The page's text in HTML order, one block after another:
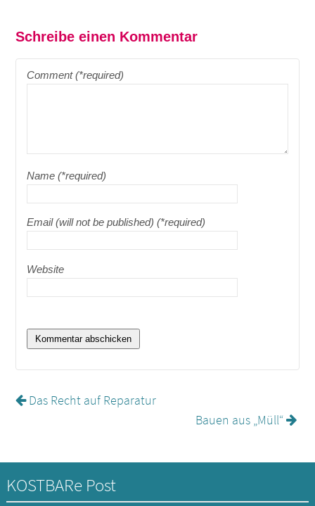
Schreibe einen Kommentar
Comment (*required)
Name (*required)
Email (will not be published) (*required)
Website
Das Recht auf Reparatur
Bauen aus „Müll“
KOSTBARe Post